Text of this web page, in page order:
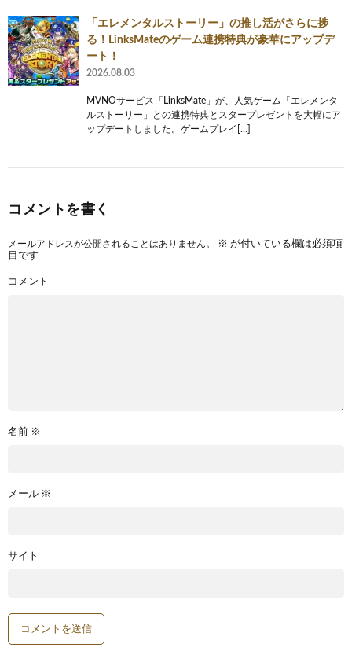
「エレメンタルストーリー」の推し活がさらに捗
る！LinksMateのゲーム連携特典が豪華にアップデ
ート！
2026.08.03
MVNOサービス「LinksMate」が、人気ゲーム「エレメンタ
ルストーリー」との連携特典とスタープレゼントを大幅にア
ップデートしました。ゲームプレイ[…]
コメントを書く
メールアドレスが公開されることはありません。 ※ が付いている欄は必須項
目です
コメント
名前 ※
メール ※
サイト